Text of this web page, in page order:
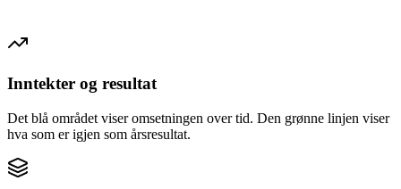
Inntekter og resultat
Det blå området viser omsetningen over tid. Den grønne linjen viser
hva som er igjen som årsresultat.